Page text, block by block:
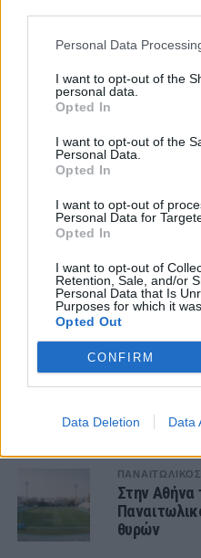
Personal Data
I want to opt-out of the
personal data.
Opted In
I want to opt-out of the
Personal Data.
Opted In
I want to opt-out of
Personal Data for
Opted In
I want to opt-out of
Retention, Sale, and/or
Personal Data that Is
Purposes for which it
Opted Out
CONFIRM
Data Deletion Data
Παναχαϊκή-Αιγάλεω
Διαγόρας Ρόδου-ΑΕΛ
Προοδευτική-Ξάνθη
Νίκη Βόλου-Εργοτέλης
Κοζάνη-Άγιος Νικόλαος
ΑΟ Υπάτου-Τρίκαλα
Λεβαδειακός-Καλαμάτα
ΤΕΛΕΥΤΑΙΑ ΝΕΑ
ο
ΠΑΝΑΙΤΩΛΙΚΟΣ
Στην Αθήνα
θυρών